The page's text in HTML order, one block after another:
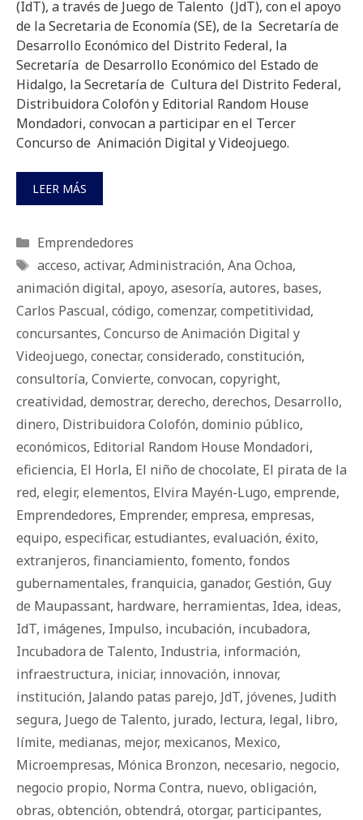
(IdT), a través de Juego de Talento (JdT), con el apoyo
de la Secretaria de Economía (SE), de la Secretaría de
Desarrollo Económico del Distrito Federal, la
Secretaría de Desarrollo Económico del Estado de
Hidalgo, la Secretaría de Cultura del Distrito Federal,
Distribuidora Colofón y Editorial Random House
Mondadori, convocan a participar en el Tercer
Concurso de Animación Digital y Videojuego.
LEER MÁS
Categorías
Emprendedores
Etiquetas
acceso, activar, Administración, Ana Ochoa,
animación digital, apoyo, asesoría, autores, bases,
Carlos Pascual, código, comenzar, competitividad,
concursantes, Concurso de Animación Digital y
Videojuego, conectar, considerado, constitución,
consultoría, Convierte, convocan, copyright,
creatividad, demostrar, derecho, derechos, Desarrollo,
dinero, Distribuidora Colofón, dominio público,
económicos, Editorial Random House Mondadori,
eficiencia, El Horla, El niño de chocolate, El pirata de la
red, elegir, elementos, Elvira Mayén-Lugo, emprende,
Emprendedores, Emprender, empresa, empresas,
equipo, especificar, estudiantes, evaluación, éxito,
extranjeros, financiamiento, fomento, fondos
gubernamentales, franquicia, ganador, Gestión, Guy
de Maupassant, hardware, herramientas, Idea, ideas,
IdT, imágenes, Impulso, incubación, incubadora,
Incubadora de Talento, Industria, información,
infraestructura, iniciar, innovación, innovar,
institución, Jalando patas parejo, JdT, jóvenes, Judith
segura, Juego de Talento, jurado, lectura, legal, libro,
límite, medianas, mejor, mexicanos, Mexico,
Microempresas, Mónica Bronzon, necesario, negocio,
negocio propio, Norma Contra, nuevo, obligación,
obras, obtención, obtendrá, otorgar, participantes,